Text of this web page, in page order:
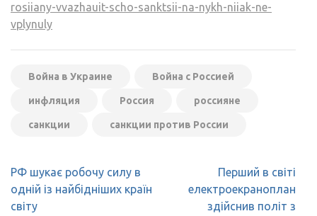
rosiiany-vvazhauit-scho-sanktsii-na-nykh-niiak-ne-
vplynuly
Война в Украине Война с Россией
инфляция Россия россияне
санкции санкции против России
Навігація
записів
РФ шукає робочу силу в
одній із найбідніших країн
світу
Перший в світі
електроекраноплан
здійснив політ з